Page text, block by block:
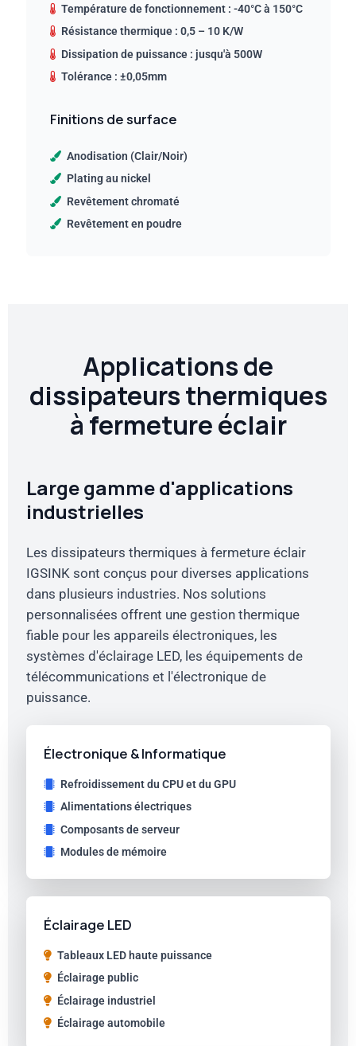
Température de fonctionnement : -40°C à 150°C
Résistance thermique : 0,5 – 10 K/W
Dissipation de puissance : jusqu'à 500W
Tolérance : ±0,05mm
Finitions de surface
Anodisation (Clair/Noir)
Plating au nickel
Revêtement chromaté
Revêtement en poudre
Applications de
dissipateurs thermiques
à fermeture éclair
Large gamme d'applications
industrielles
Les dissipateurs thermiques à fermeture éclair
IGSINK sont conçus pour diverses applications
dans plusieurs industries. Nos solutions
personnalisées offrent une gestion thermique
fiable pour les appareils électroniques, les
systèmes d'éclairage LED, les équipements de
télécommunications et l'électronique de
puissance.
Électronique & Informatique
Refroidissement du CPU et du GPU
Alimentations électriques
Composants de serveur
Modules de mémoire
Éclairage LED
Tableaux LED haute puissance
Éclairage public
Éclairage industriel
Éclairage automobile